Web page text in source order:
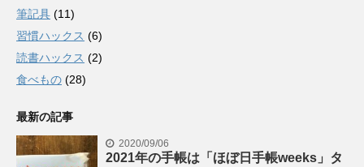
筆記具 (11)
習慣ハックス (6)
読書ハックス (2)
食べもの (28)
最新の記事
2020/09/06
2021年の手帳は「ほぼ日手帳weeks」タ